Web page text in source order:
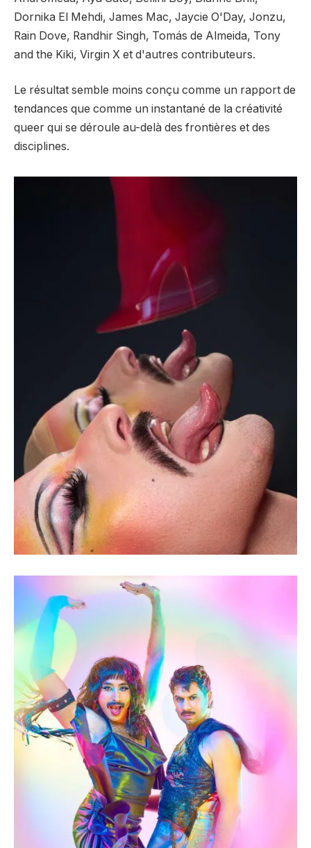
Dornika El Mehdi, James Mac, Jaycie O'Day, Jonzu,
Rain Dove, Randhir Singh, Tomás de Almeida, Tony
and the Kiki, Virgin X et d'autres contributeurs.
Le résultat semble moins conçu comme un rapport de
tendances que comme un instantané de la créativité
queer qui se déroule au-delà des frontières et des
disciplines.